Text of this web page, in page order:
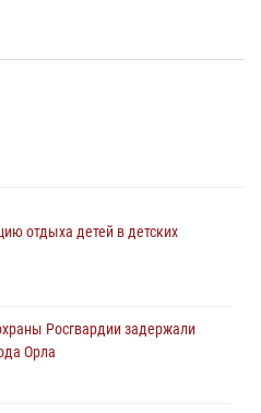
отдыха детей в детских
Росгвардии задержали
Орла